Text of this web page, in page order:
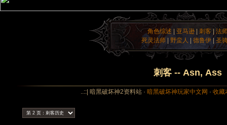
角色综述 亚马逊 |刺客 |法
死灵法师 |野蛮人 |德鲁伊 |圣
刺客 -- Asn, Ass
..::| 暗黑破坏神2资料站 · 暗黑破坏神玩家中文网 · 收藏